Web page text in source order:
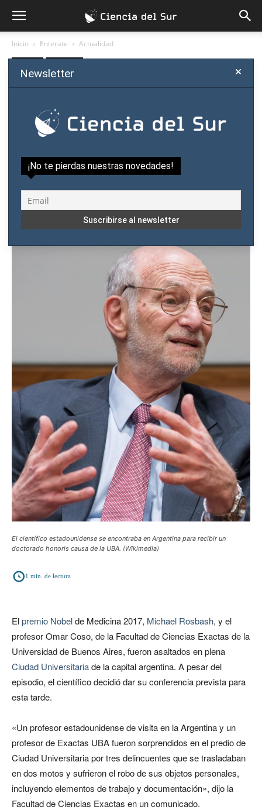
Inicio Enterate Actualidad
Asaltan a nobel de Medicina
en plena Universidad de
Buenos Aires
El científico estadounidense se encontraba en Argentina para recibir un
doctorado honoris causa de la UBA. (WIkimedia)
1 min. de lectura
Elpremio Nobelde Medicina 2017, Michael Rosbash, y el
profesor Omar Coso, de la Facultad de Ciencias Exactas de la
Universidad de Buenos Aires, fueron asaltados en plena
Ciudad Universitariade la capital argentina. A pesar del
episodio, el científico decidió dar su conferencia prevista para
esta tarde.
«Un profesor estadounidense de visita en la Argentina y un
profesor de Exactas UBA fueron sorprendidos en el predio de
Ciudad Universitaria por tres delincuentes que se trasladaban
en dos motos y sufrieron el robo de sus objetos personales,
incluyendo elementos de trabajo y documentación», dijo la
Facultad de Ciencias Exactas en un comunicado.
Newsletter
¡No te pierdas nuestras novedades!